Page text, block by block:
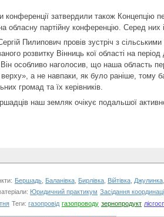
конференції затвердили також Концепцію
обласну партійну конференцію. Серед них
Пилипович провів зустріч з
розвитку Вінниць кої області на
особливо наголосив, що наша область
а не навпаки, як було раніше, тому
громад та їх керівників.
наш земляк очікує подальшої
Бершадь Баланівка Бирлівка Війтівка Джулинка
Юридичний практикум Засідання
Теги: газопровід газопроводу зернопродукт